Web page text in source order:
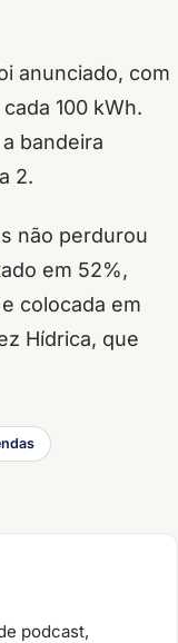
anunciado, com
100 kWh.
bandeira
2.
não perdurou
em 52%,
colocada em
Hídrica, que
podcast,